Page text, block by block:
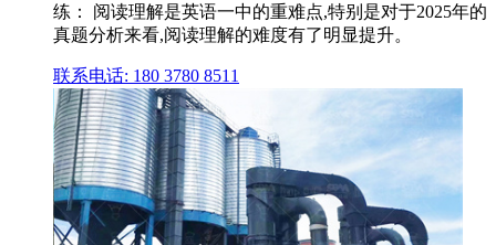
练： 阅读理解是英语一中的重难点,特别是对于2025年的
真题分析来看,阅读理解的难度有了明显提升。
联系电话: 180 3780 8511